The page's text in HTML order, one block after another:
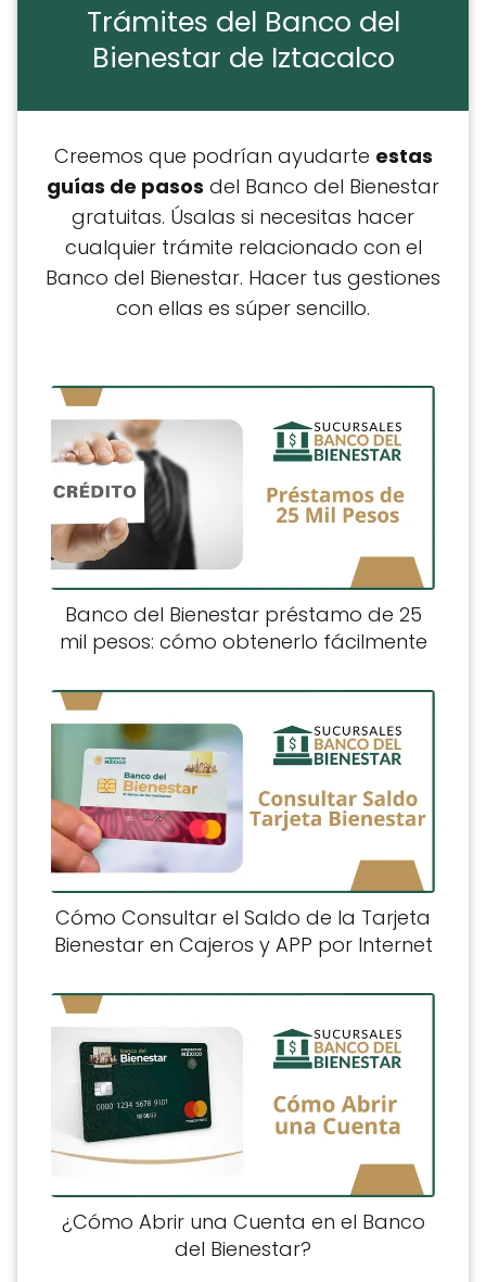
Trámites del Banco del
Bienestar de Iztacalco
Creemos que podrían ayudarte estas
guías de pasos del Banco del Bienestar
gratuitas. Úsalas si necesitas hacer
cualquier trámite relacionado con el
Banco del Bienestar. Hacer tus gestiones
con ellas es súper sencillo.
Banco del Bienestar préstamo de 25
mil pesos: cómo obtenerlo fácilmente
Cómo Consultar el Saldo de la Tarjeta
Bienestar en Cajeros y APP por Internet
¿Cómo Abrir una Cuenta en el Banco
del Bienestar?